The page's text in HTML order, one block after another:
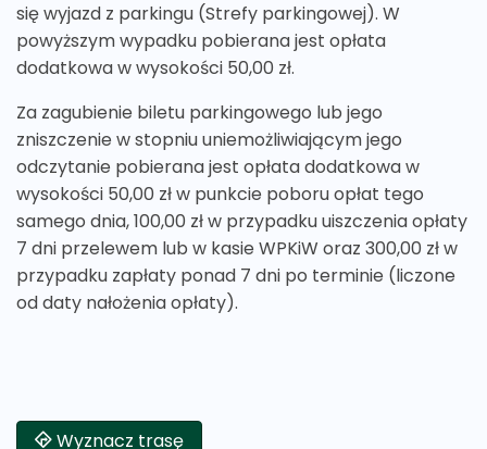
się wyjazd z parkingu (Strefy parkingowej). W
powyższym wypadku pobierana jest opłata
dodatkowa w wysokości 50,00 zł.
Za zagubienie biletu parkingowego lub jego
zniszczenie w stopniu uniemożliwiającym jego
odczytanie pobierana jest opłata dodatkowa w
wysokości 50,00 zł w punkcie poboru opłat tego
samego dnia, 100,00 zł w przypadku uiszczenia opłaty
7 dni przelewem lub w kasie WPKiW oraz 300,00 zł w
przypadku zapłaty ponad 7 dni po terminie (liczone
od daty nałożenia opłaty).
Wyznacz trasę